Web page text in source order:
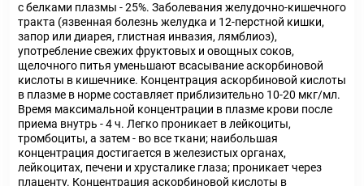
с белками плазмы - 25%. Заболевания желудочно-кишечного
тракта (язвенная болезнь желудка и 12-перстной кишки,
запор или диарея, глистная инвазия, лямблиоз),
употребление свежих фруктовых и овощных соков,
щелочного питья уменьшают всасывание аскорбиновой
кислоты в кишечнике. Концентрация аскорбиновой кислоты
в плазме в норме составляет приблизительно 10-20 мкг/мл.
Время максимальной концентрации в плазме крови после
приема внутрь - 4 ч. Легко проникает в лейкоциты,
тромбоциты, а затем - во все ткани; наибольшая
концентрация достигается в железистых органах,
лейкоцитах, печени и хрусталике глаза; проникает через
плаценту. Концентрация аскорбиновой кислоты в